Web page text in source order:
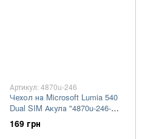
Артикул: 4870u-246
Чехол на Microsoft Lumia 540
Dual SIM Акула "4870u-246-
7105"
169 грн